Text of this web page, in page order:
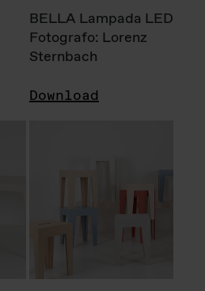
BELLA Lampada LED
Fotografo: Lorenz
Sternbach
Download